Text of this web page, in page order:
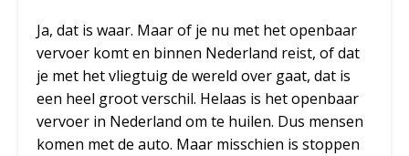
Ja, dat is waar. Maar of je nu met het openbaar
vervoer komt en binnen Nederland reist, of dat
je met het vliegtuig de wereld over gaat, dat is
een heel groot verschil. Helaas is het openbaar
vervoer in Nederland om te huilen. Dus mensen
komen met de auto. Maar misschien is stoppen